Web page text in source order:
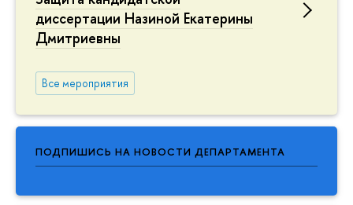
диссертации Назиной Екатерины
Дмитриевны
Все мероприятия
ПОДПИШИСЬ НА НОВОСТИ ДЕПАРТАМЕНТА